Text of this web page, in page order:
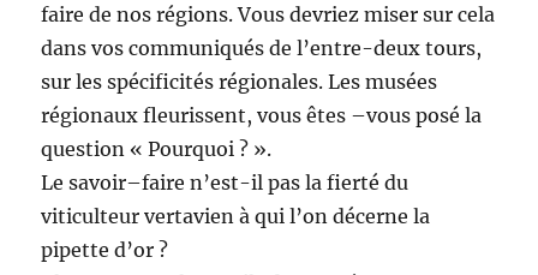
faire de nos régions. Vous devriez miser sur cela
dans vos communiqués de l’entre-deux tours,
sur les spécificités régionales. Les musées
régionaux fleurissent, vous êtes –vous posé la
question « Pourquoi ? ».
Le savoir–faire n’est-il pas la fierté du
viticulteur vertavien à qui l’on décerne la
pipette d’or ?